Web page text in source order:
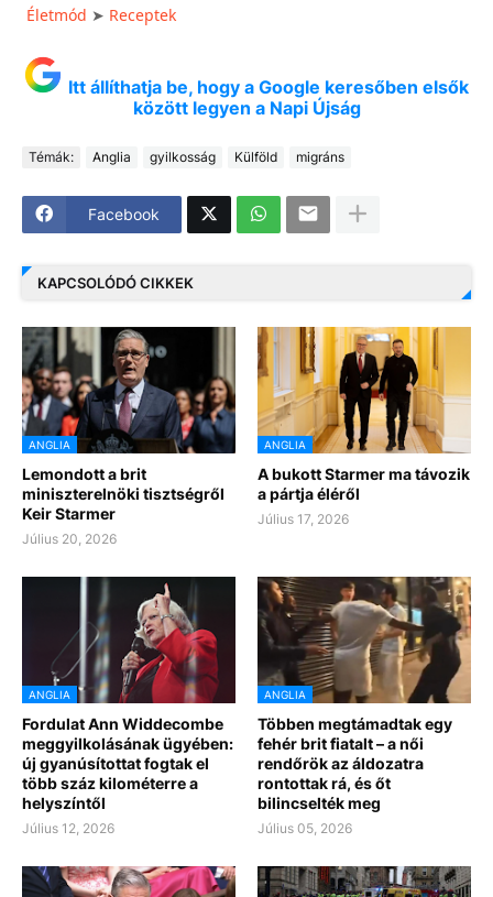
Életmód ➤ Receptek
Itt állíthatja be, hogy a Google keresőben elsők
között legyen a Napi Újság
Témák: Anglia gyilkosság Külföld migráns
Facebook
KAPCSOLÓDÓ CIKKEK
ANGLIA
Lemondott a brit
miniszterelnöki tisztségről
Keir Starmer
Július 20, 2026
ANGLIA
A bukott Starmer ma távozik
a pártja éléről
Július 17, 2026
ANGLIA
Fordulat Ann Widdecombe
meggyilkolásának ügyében:
új gyanúsítottat fogtak el
több száz kilométerre a
helyszíntől
Július 12, 2026
ANGLIA
Többen megtámadtak egy
fehér brit fiatalt – a női
rendőrök az áldozatra
rontottak rá, és őt
bilincselték meg
Július 05, 2026